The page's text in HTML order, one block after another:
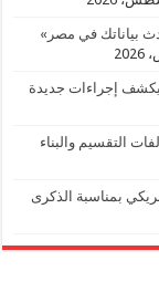
بياناتك في مصر»
يكشف إجراءات جديدة
التقسيم والبناء
بمناسبة الذكرى